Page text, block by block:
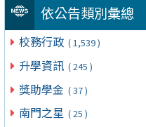
依公告類別彙總
校務行政 ( 1,539 )
升學資訊 ( 245 )
獎助學金 ( 37 )
南門之星 ( 25 )